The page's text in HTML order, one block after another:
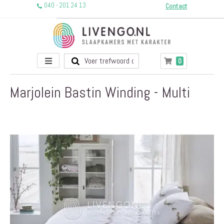
040 - 201 24 13 Contact
Toggle
Nav
Winkelwagen
0producten
Marjolein Bastin Winding - Multi
afbeeldingen-
gallerij